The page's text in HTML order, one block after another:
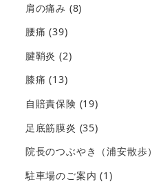
肩の痛み (8)
腰痛 (39)
腱鞘炎 (2)
膝痛 (13)
自賠責保険 (19)
足底筋膜炎 (35)
院長のつぶやき（浦安散歩）
駐車場のご案内 (1)